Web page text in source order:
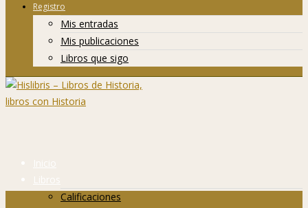
Registro
Mis entradas
Mis publicaciones
Libros que sigo
Inicio
Libros
Calificaciones